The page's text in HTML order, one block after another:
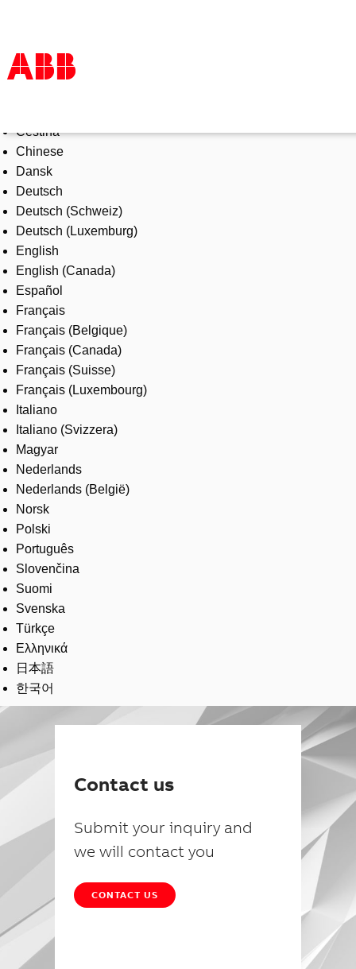
Products & Solutions
Industries
Services
About us
Where to buy
Contact us
Careers
Čeština
Chinese
Dansk
Deutsch
Deutsch (Schweiz)
Deutsch (Luxemburg)
English
English (Canada)
Español
Français
Français (Belgique)
Français (Canada)
Français (Suisse)
Français (Luxembourg)
Italiano
Italiano (Svizzera)
Magyar
Nederlands
Nederlands (België)
Norsk
Polski
Português
Slovenčina
Suomi
Svenska
Türkçe
Ελληνικά
日本語
한국어
Contact us
Submit your inquiry and
we will contact you
CONTACT US